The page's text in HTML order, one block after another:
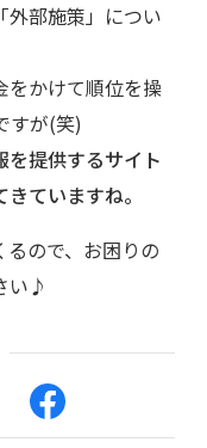
外部施策」につい
をかけて順位を操
すが(笑)
を提供するサイト
ていますね。
るので、お困りの
い♪